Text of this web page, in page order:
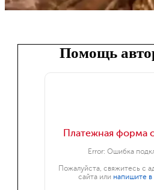
Помощь